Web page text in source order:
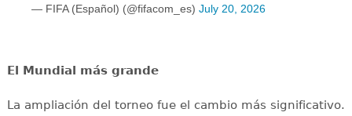
— FIFA (Español) (@fifacom_es) July 20, 2026
El Mundial más grande
La ampliación del torneo fue el cambio más significativo.